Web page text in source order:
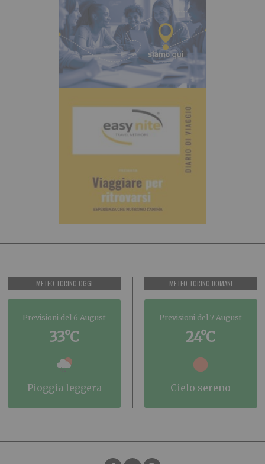
METEO TORINO OGGI
Previsioni del 6 August
33°C
pioggia leggera
METEO TORINO DOMANI
Previsioni del 7 August
24°C
cielo sereno